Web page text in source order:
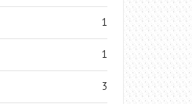
1
1
3